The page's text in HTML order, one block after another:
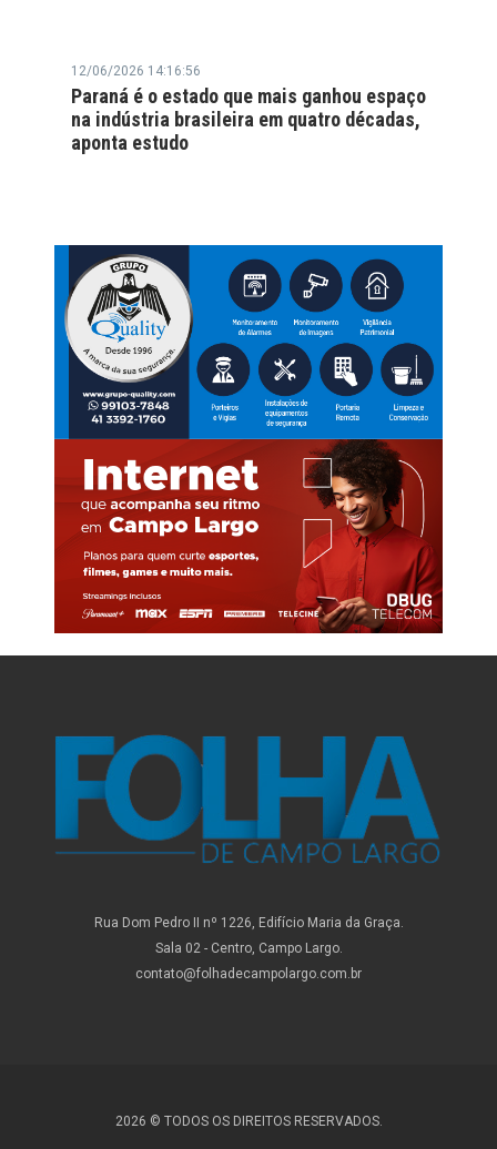
12/06/2026 14:16:56
Paraná é o estado que mais ganhou espaço
na indústria brasileira em quatro décadas,
aponta estudo
Rua Dom Pedro II nº 1226, Edifício Maria da Graça.
Sala 02 - Centro, Campo Largo.
contato@folhadecampolargo.com.br
2026 © TODOS OS DIREITOS RESERVADOS.